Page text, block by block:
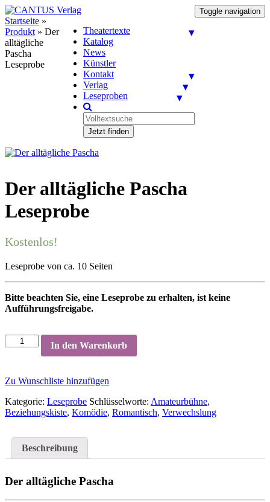
Toggle navigation
Theatertexte
Katalog
News
Künstler
Kontakt
Verlag
Leseproben
Jetzt finden
Startseite »
Produkt » Der
alltägliche
Pascha
Leseprobe
Der alltägliche Pascha
Leseprobe
Kostenlos!
Leseprobe von ca. 10 Seiten
Bitte beachten Sie, eine Leseprobe zu erhalten, ist keine
Aufführungsfreigabe.
In den Warenkorb
Zu Wunschliste hinzufügen
Kategorie: Leseprobe Schlüsselworte: Amateurbühne,
Beziehungskiste, Komödie, Romantisch, Verwechslung
Beschreibung
Der alltägliche Pascha